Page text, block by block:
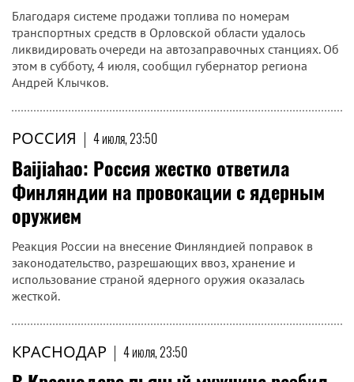
Благодаря системе продажи топлива по номерам
транспортных средств в Орловской области удалось
ликвидировать очереди на автозаправочных станциях. Об
этом в субботу, 4 июля, сообщил губернатор региона
Андрей Клычков.
РОССИЯ | 4 июля, 23:50
Baijiahao: Россия жестко ответила
Финляндии на провокации с ядерным
оружием
Реакция России на внесение Финляндией поправок в
законодательство, разрешающих ввоз, хранение и
использование страной ядерного оружия оказалась
жесткой.
КРАСНОДАР | 4 июля, 23:50